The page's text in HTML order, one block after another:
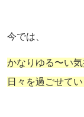
今では、
かなりゆる〜い
日々を過ごせてい